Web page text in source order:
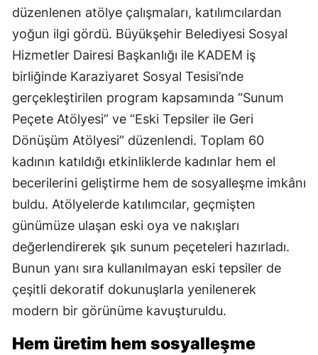
düzenlenen atölye çalışmaları, katılımcılardan
yoğun ilgi gördü. Büyükşehir Belediyesi Sosyal
Hizmetler Dairesi Başkanlığı ile KADEM iş
birliğinde Karaziyaret Sosyal Tesisi’nde
gerçekleştirilen program kapsamında “Sunum
Peçete Atölyesi” ve “Eski Tepsiler ile Geri
Dönüşüm Atölyesi” düzenlendi. Toplam 60
kadının katıldığı etkinliklerde kadınlar hem el
becerilerini geliştirme hem de sosyalleşme imkânı
buldu. Atölyelerde katılımcılar, geçmişten
günümüze ulaşan eski oya ve nakışları
değerlendirerek şık sunum peçeteleri hazırladı.
Bunun yanı sıra kullanılmayan eski tepsiler de
çeşitli dekoratif dokunuşlarla yenilenerek
modern bir görünüme kavuşturuldu.
Hem üretim hem sosyalleşme